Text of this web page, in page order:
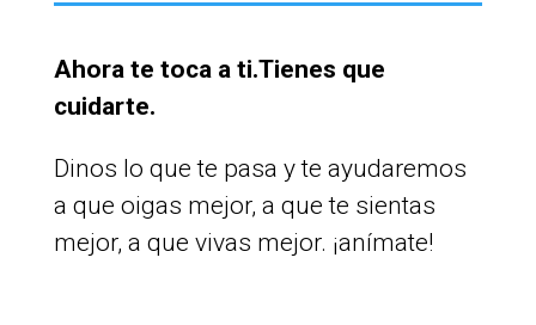
Ahora te toca a ti.Tienes que
cuidarte.
Dinos lo que te pasa y te ayudaremos
a que oigas mejor, a que te sientas
mejor, a que vivas mejor. ¡anímate!